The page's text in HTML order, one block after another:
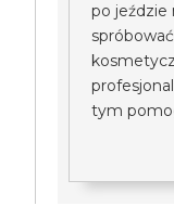
po jeździe
tym